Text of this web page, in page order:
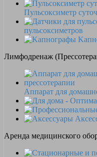
Пульсоксиметр
пульсоксиметров
Лимфодренаж
Аппарат для
Аренда медицинского